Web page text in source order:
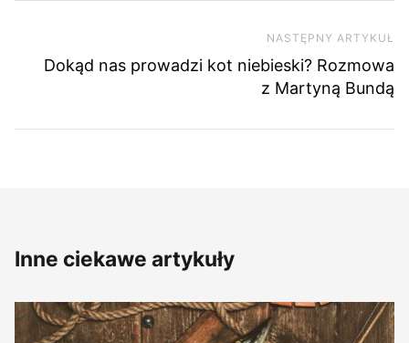
NASTĘPNY ARTYKUŁ
Dokąd nas prowadzi kot niebieski? Rozmowa
z Martyną Bundą
Inne ciekawe artykuły